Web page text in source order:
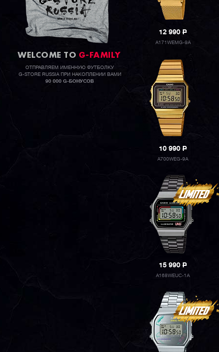
WELCOME TO G-FAMILY
ОТПРАВЛЯЕМ ИМЕННУЮ ФУТБОЛКУ
G-STORE RUSSIA ПРИ НАКОПЛЕНИИ ВАМИ
90 000 G-БОНУСОВ
12 990P
A171WEMG-9A
10 990P
A700WEG-9A
15 990P
A168WEUC-1A